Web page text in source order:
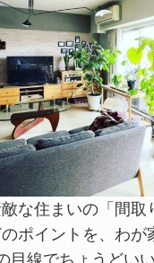
な住まいの「間取
ポイントを、わが
目線でちょうどい